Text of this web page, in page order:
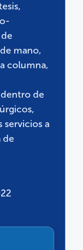
mano,
columna,
de
servicios a
de